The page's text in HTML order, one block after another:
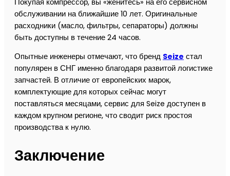
обслуживании на ближайшие 10 лет. Оригинальные
расходники (масло, фильтры, сепараторы) должны
быть доступны в течение 24 часов.
Опытные инженеры отмечают, что бренд Seize стал
популярен в СНГ именно благодаря развитой логистике
запчастей. В отличие от европейских марок,
комплектующие для которых сейчас могут
поставляться месяцами, сервис для Seize доступен в
каждом крупном регионе, что сводит риск простоя
производства к нулю.
Заключение